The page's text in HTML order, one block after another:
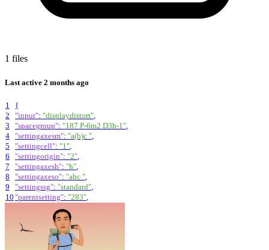
1 files
Last active 2 months ago
1
{
2
"input": "displaydistort"
3
"spacegroup": "187 P-6m2 D3h-1"
4
"settingaxesm": "a(b)c "
5
"settingcell": "1"
6
"settingorigin": "2"
7
"settingaxesh": "h"
8
"settingaxeso": "abc "
9
"settingssg": "standard"
10 "parentsetting": "283"